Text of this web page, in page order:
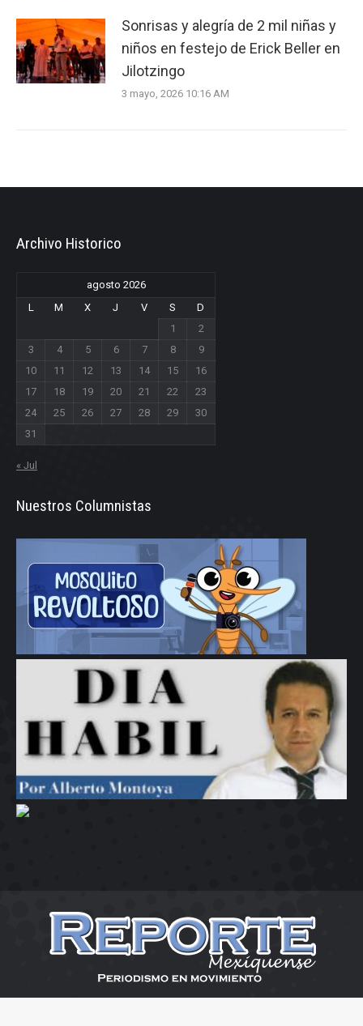
Sonrisas y alegría de 2 mil niñas y
niños en festejo de Erick Beller en
Jilotzingo
3 mayo, 2026 10:16 AM
Archivo Historico
agosto 2026
L
M X J V S
D
1
2
3
4 5 6 7 8
9
10
11 12 13 14 15
16
17
18 19 20 21 22
23
24
25 26 27 28 29
30
31
« Jul
Nuestros Columnistas
Reporte Mexiquense 2026